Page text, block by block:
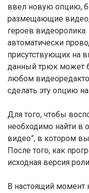
ввел новую опцию,
размещающие видео,
героев
автоматически
присутствующих на
данный трюк может
любом
сделать эту опцию
Для того, чтобы
необходимо найти в
видео”, в котором
После того, как
исходная версия
В настоящий момент